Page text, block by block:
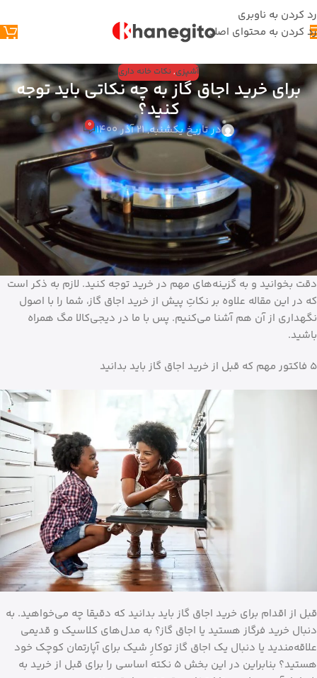
رد کردن به ناوبری
رد کردن به محتوای اصلی
آشپزی,نکات خانه داری
برای خرید اجاق گاز به چه نکاتی باید توجه
کنید؟
در تاریخ یکشنبه, 21 آذر 1400 0
یک اجاق گاز خوب، معمولا طول عمری بیش از یک دهه یا بیشتر دارد،
بنابراین بهتر است مدلی را انتخاب کنید که با نیازهای آشپزی شما
مطابقت خوبی داشته باشد. به طور کلی امروزه اجاق گازهای مدرن شامل
مجموعه‌ای از ویژگی‌های پیشرفته هستند، که با وجود آن‌ها می‌توانید
تجربه‌ی آشپزی خود را متفاوت کنید. اما این در صورتی است که آن‌ها
رابه خوبی بشناسید. در غیر اینصورت ممکن است با مدل‌هایی که
یکنواختی در پخت یا قابلیت گرم کردن غذا ندارند، مواجه شوید. بنابراین
پیشنهاد می‌کنیم که قبل از خرید این محصول راهنمای خرید آن را با
دقت بخوانید و به گزینه‌های مهم در خرید توجه کنید. لازم به ذکر است
که در این مقاله علاوه بر نکاتِ پیش از خرید اجاق گاز، شما را با اصول
نگهداری از آن هم آشنا می‌کنیم. پس با ما در دیجی‌کالا مگ همراه
باشید.
۵ فاکتور مهم که قبل از خرید اجاق گاز باید بدانید
قبل از اقدام برای خرید اجاق گاز باید بدانید که دقیقا چه می‌خواهید. به
دنبال خرید فرگاز هستید یا اجاق گاز؟ به مدل‌های کلاسیک و قدیمی
علاقه‌مندید یا دنبال یک اجاق گاز توکارِ شیک برای آپارتمان کوچک خود
هستید؟ بنابراین در این بخش ۵ نکته اساسی را برای قبل از خرید به